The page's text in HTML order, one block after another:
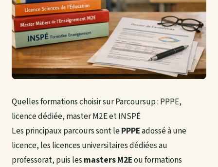
Quelles formations choisir sur Parcoursup : PPPE,
licence dédiée, master M2E et INSPÉ
Les principaux parcours sont lePPPEadossé à une
licence, les licences universitaires dédiées au
professorat, puis lesmasters M2Eou formations